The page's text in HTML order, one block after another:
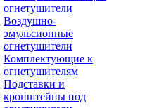
огнетушители
Воздушно-
эмульсионные
огнетушители
Комплектующие к
огнетушителям
Подставки и
кронштейны под